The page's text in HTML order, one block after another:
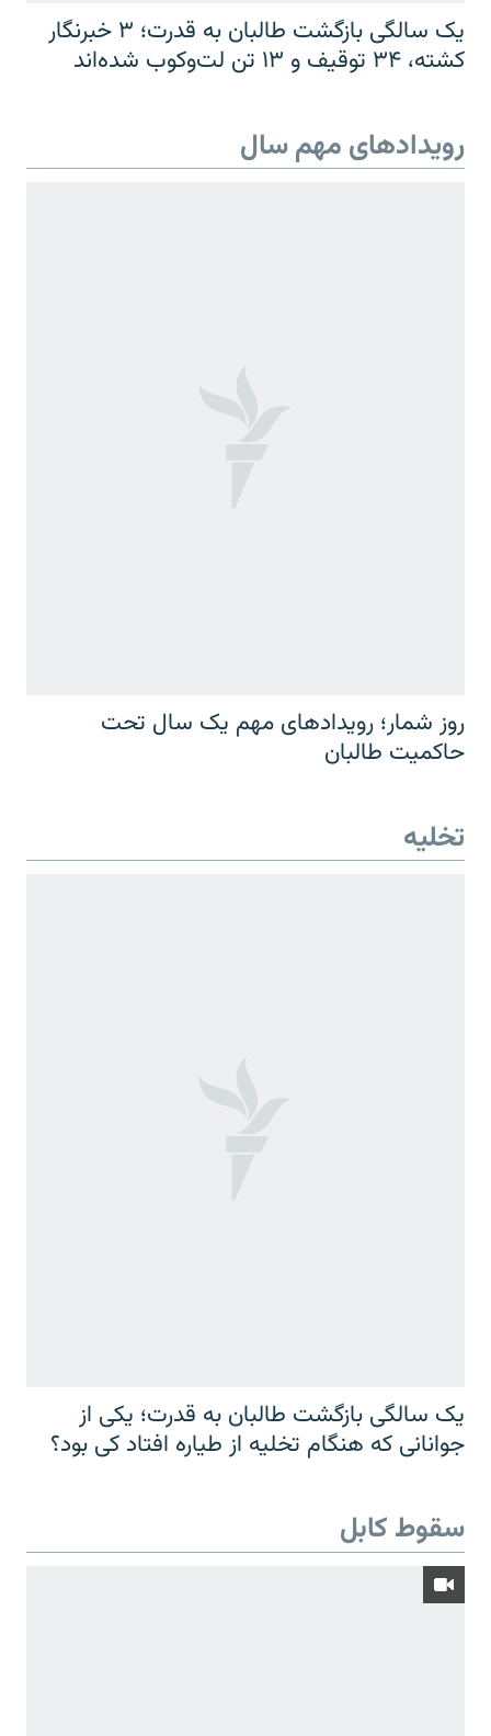
یک سالگی بازگشت طالبان به قدرت؛ ۳ خبرنگار
کشته، ۳۴ توقیف و ۱۳ تن لت‌وکوب شده‌اند
رویدادهای مهم سال
روز شمار؛ رویدادهای مهم یک سال تحت
حاکمیت طالبان
تخلیه
یک سالگی بازگشت طالبان به قدرت؛ یکی از
جوانانی که هنگام تخلیه از طیاره افتاد کی بود؟
سقوط کابل